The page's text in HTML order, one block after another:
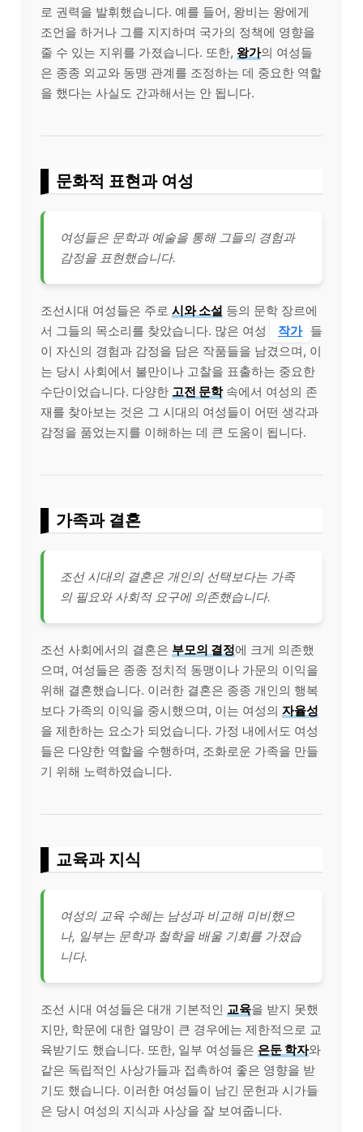
로 권력을 발휘했습니다. 예를 들어, 왕비는 왕에게
조언을 하거나 그를 지지하며 국가의 정책에 영향을
줄 수 있는 지위를 가졌습니다. 또한, 왕가의 여성들
은 종종 외교와 동맹 관계를 조정하는 데 중요한 역할
을 했다는 사실도 간과해서는 안 됩니다.
문화적 표현과 여성
여성들은 문학과 예술을 통해 그들의 경험과
감정을 표현했습니다.
조선시대 여성들은 주로 시와 소설 등의 문학 장르에
서 그들의 목소리를 찾았습니다. 많은 여성
작가 들
이 자신의 경험과 감정을 담은 작품들을 남겼으며, 이
는 당시 사회에서 불만이나 고찰을 표출하는 중요한
수단이었습니다. 다양한 고전 문학속에서 여성의 존
재를 찾아보는 것은 그 시대의 여성들이 어떤 생각과
감정을 품었는지를 이해하는 데 큰 도움이 됩니다.
가족과 결혼
조선 시대의 결혼은 개인의 선택보다는 가족
의 필요와 사회적 요구에 의존했습니다.
조선 사회에서의 결혼은 부모의 결정에 크게 의존했
으며, 여성들은 종종 정치적 동맹이나 가문의 이익을
위해 결혼했습니다. 이러한 결혼은 종종 개인의 행복
보다 가족의 이익을 중시했으며, 이는 여성의 자율성
을 제한하는 요소가 되었습니다. 가정 내에서도 여성
들은 다양한 역할을 수행하며, 조화로운 가족을 만들
기 위해 노력하였습니다.
교육과 지식
여성의 교육 수혜는 남성과 비교해 미비했으
나, 일부는 문학과 철학을 배울 기회를 가졌습
니다.
조선 시대 여성들은 대개 기본적인 교육을 받지 못했
지만, 학문에 대한 열망이 큰 경우에는 제한적으로 교
육받기도 했습니다. 또한, 일부 여성들은 은둔 학자와
같은 독립적인 사상가들과 접촉하여 좋은 영향을 받
기도 했습니다. 이러한 여성들이 남긴 문헌과 시가들
은 당시 여성의 지식과 사상을 잘 보여줍니다.